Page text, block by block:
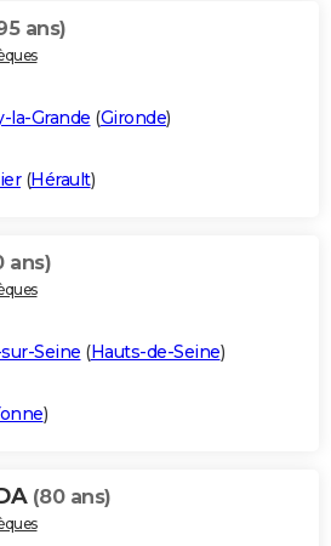
ans)
la-Grande (Gironde)
(Hérault)
ans)
Seine (Hauts-de-Seine)
)
(80 ans)